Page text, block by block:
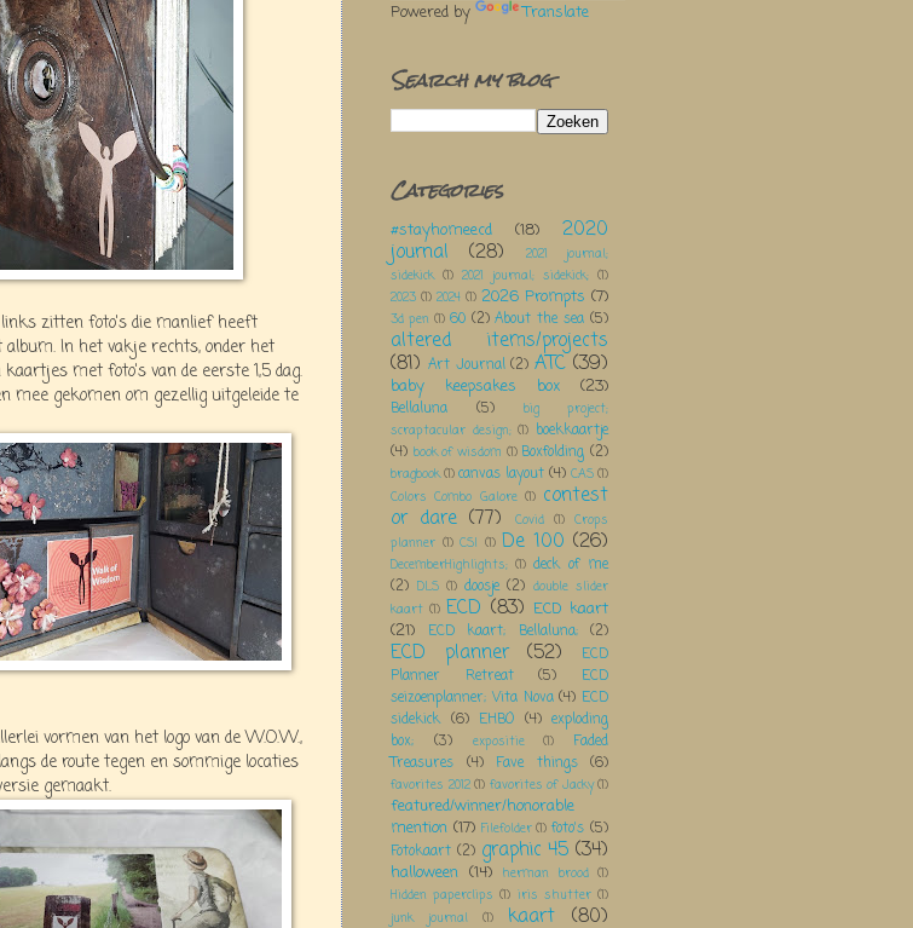
zitten foto's die manlief heeft
album. In het vakje rechts, onder het
met foto's van de eerste 1,5 dag.
mee gekomen om gezellig uitgeleide te
vormen van het logo van de W.O.W.,
de route tegen en sommige locaties
gemaakt.
Powered by Translate
Search my blog
Categories
#stayhomeecd (18) 2020
journal (28)
2021 journal;
sidekick (1) 2021 journal; sidekick; (1)
2023 (1) 2024 (1) 2026 Prompts (7)
3d pen (1) 60 (2) About the sea (5)
altered items/projects
(81) Art Journal (2) ATC (39)
baby keepsakes box (23)
Bellaluna (5)
big project;
scraptacular design; (1) boekkaartje
(4) book of wisdom (1) Boxfolding (2)
bragbook(1)canvas layout (4) CAS(1)
Colors Combo Galore (1) contest
or dare (77) Covid (1) Crops
planner (1) CSI (1) De 100 (26)
DecemberHighlights; (1) deck of me
(2) DLS (1) doosje (2) double slider
kaart (1) ECD (83) ECD kaart
(21)
ECD kaart; Bellaluna; (2)
ECD planner (52)
ECD
Planner Retreat
(5)
ECD
seizoenplanner; Vita Nova (4) ECD
sidekick (6) EHBO (4) exploding
box;
(3) expositie (1)
Faded
Treasures
(4) Fave things (6)
favorites 2012 (1) favorites of Jacky (1)
featured/winner/honorable
mention (17) Filefolder (1) foto's (5)
Fotokaart (2) graphic 45 (34)
halloween (14) herman brood (1)
Hidden paperclips (1) iris shutter (1)
junk journal
(1) kaart (80)